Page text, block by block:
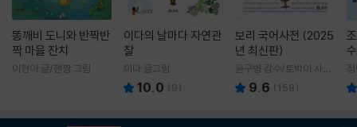
똥깨비 도니와 반짝반
짝 마을 잔치
이현아 글/핸짱 그림
이다의 날마다 자연관
찰
이다 글그림
10.0 (9)
보리 국어사전 (2025
년 최신판)
윤구병 감수/토박이 사전
편찬실 편
9.6 (158)